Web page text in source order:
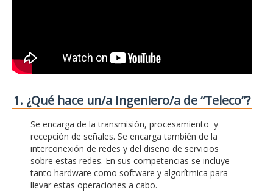
1. ¿Qué hace un/a Ingeniero/a de “Teleco”?
Se encarga de la transmisión, procesamiento y
recepción de señales. Se encarga también de la
interconexión de redes y del diseño de servicios
sobre estas redes. En sus competencias se incluye
tanto hardware como software y algorítmica para
llevar estas operaciones a cabo.